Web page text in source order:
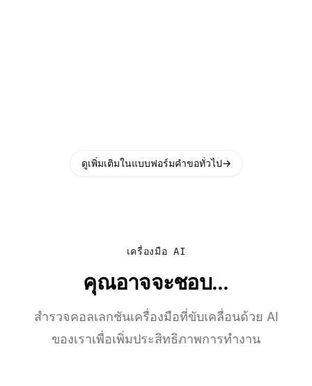
ดูเพิ่มเติมในแบบฟอร์มคำขอทั่วไป→
เครื่องมือ AI
คุณอาจจะชอบ...
สำรวจคอลเลกชันเครื่องมือที่ขับเคลื่อนด้วย AI
ของเราเพื่อเพิ่มประสิทธิภาพการทำงาน